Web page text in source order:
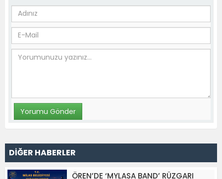
DİĞER HABERLER
ÖREN’DE ‘MYLASA BAND’ RÜZGARI